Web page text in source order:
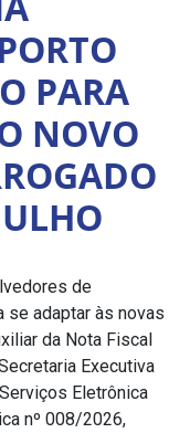
PARA
NOVO
de
se adaptar às novas
da Nota Fiscal
Executiva
Eletrônica
nº 008/2026,